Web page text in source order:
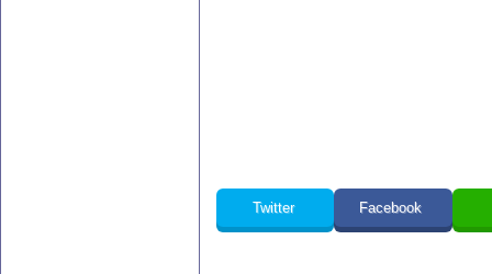
Twitter Facebook